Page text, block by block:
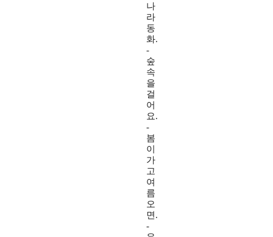
나
라
동
화.
-
숲
속
을
걸
어
요.
-
봄
이
가
고
여
름
오
면.
-